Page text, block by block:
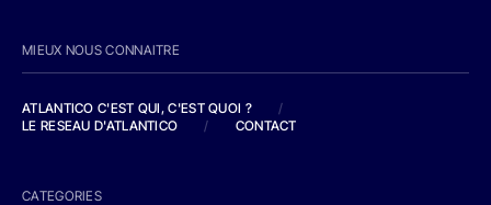
MIEUX NOUS CONNAITRE
ATLANTICO C'EST QUI, C'EST QUOI ?
/
LE RESEAU D'ATLANTICO
/ CONTACT
CATEGORIES